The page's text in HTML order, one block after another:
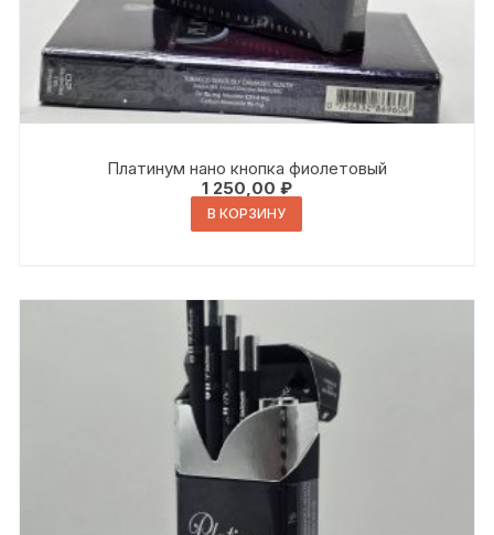
Платинум нано кнопка фиолетовый
1 250,00 ₽
В КОРЗИНУ